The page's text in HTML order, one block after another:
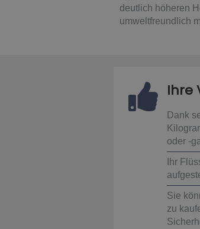
deutlich höheren
umweltfreundlich
Ihre
Dank
oder -
Ihr
Sie
zu